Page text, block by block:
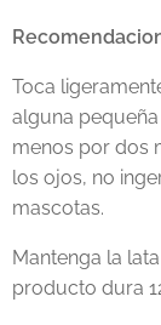
Toca
alguna
menos por dos
los ojos, no
mascotas.
Mantenga la
producto dura